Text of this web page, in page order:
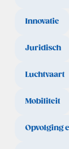
Innovatie
Juridisch
Luchtvaart
Mobiliteit
Opvolging